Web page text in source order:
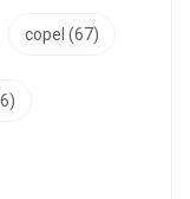
copel (67)